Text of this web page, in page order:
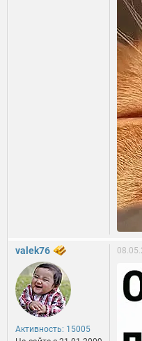
valek76
Активность: 15005